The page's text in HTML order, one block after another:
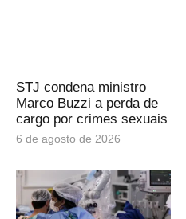
STJ condena ministro
Marco Buzzi a perda de
cargo por crimes sexuais
6 de agosto de 2026